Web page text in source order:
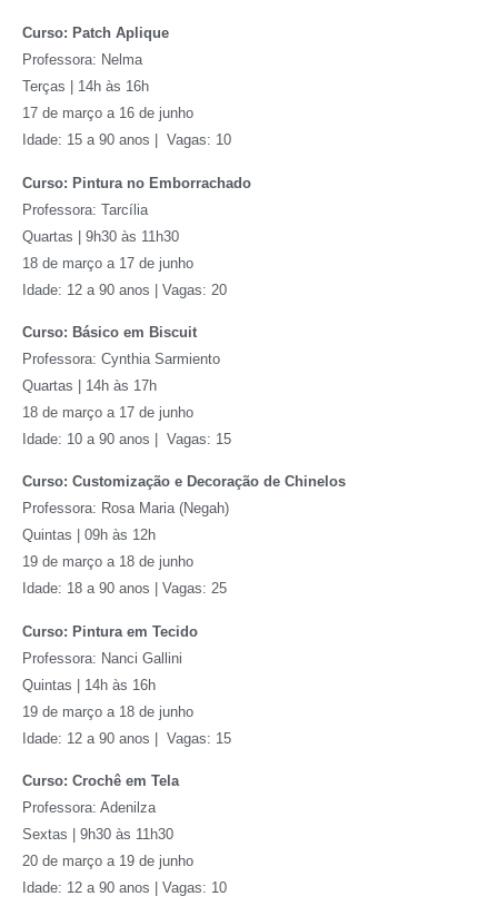
Curso: Patch Aplique
Professora: Nelma
Terças | 14h às 16h
17 de março a 16 de junho
Idade: 15 a 90 anos | Vagas: 10
Curso: Pintura no Emborrachado
Professora: Tarcília
Quartas | 9h30 às 11h30
18 de março a 17 de junho
Idade: 12 a 90 anos | Vagas: 20
Curso: Básico em Biscuit
Professora: Cynthia Sarmiento
Quartas | 14h às 17h
18 de março a 17 de junho
Idade: 10 a 90 anos | Vagas: 15
Curso: Customização e Decoração de Chinelos
Professora: Rosa Maria (Negah)
Quintas | 09h às 12h
19 de março a 18 de junho
Idade: 18 a 90 anos | Vagas: 25
Curso: Pintura em Tecido
Professora: Nanci Gallini
Quintas | 14h às 16h
19 de março a 18 de junho
Idade: 12 a 90 anos | Vagas: 15
Curso: Crochê em Tela
Professora: Adenilza
Sextas | 9h30 às 11h30
20 de março a 19 de junho
Idade: 12 a 90 anos | Vagas: 10